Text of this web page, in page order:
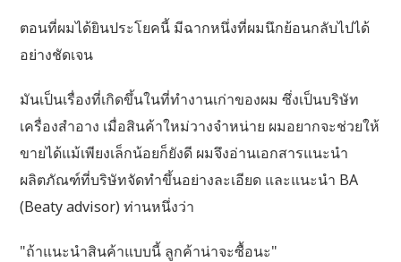
ตอนที่ผมได้ยินประโยคนี้ มีฉากหนึ่งที่ผมนึกย้อนกลับไปได้
อย่างชัดเจน
มันเป็นเรื่องที่เกิดขึ้นในที่ทำงานเก่าของผม ซึ่งเป็นบริษัท
เครื่องสำอาง เมื่อสินค้าใหม่วางจำหน่าย ผมอยากจะช่วยให้
ขายได้แม้เพียงเล็กน้อยก็ยังดี ผมจึงอ่านเอกสารแนะนำ
ผลิตภัณฑ์ที่บริษัทจัดทำขึ้นอย่างละเอียด และแนะนำ BA
(Beaty advisor) ท่านหนึ่งว่า
"ถ้าแนะนำสินค้าแบบนี้ ลูกค้าน่าจะซื้อนะ"